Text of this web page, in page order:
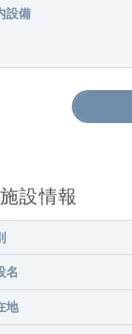
設備
施設情報
名
地